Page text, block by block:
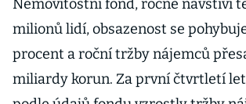
Nemovitostní fond, ročně navštíví
milionů lidí, obsazenost se
procent a roční tržby nájemců
miliardy korun. Za první čtvrtletí